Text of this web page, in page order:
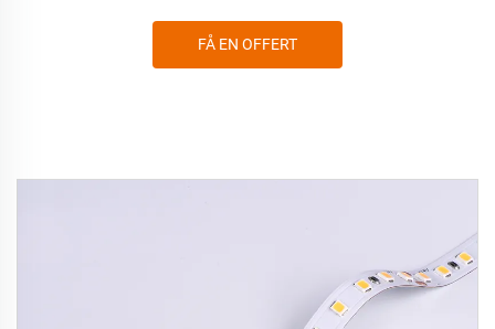
FÅ EN OFFERT